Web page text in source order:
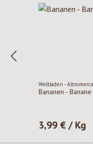
Weltladen -
Bananen -
Regulärer Preis:
3,99 € / Kg